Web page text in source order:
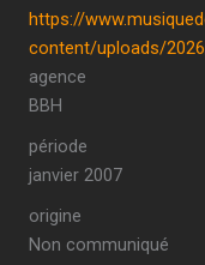
https://
content/uploads/
agence
BBH
période
janvier 2007
origine
Non communiqué